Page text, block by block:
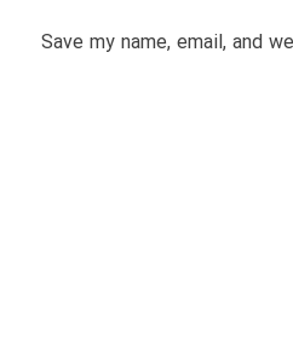
Save my name, email, and